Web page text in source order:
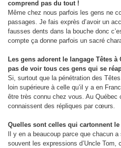
comprend pas du tout !
Même chez nous parfois les gens ne
passages. Je fais exprès d’avoir un
fausses dents dans la bouche donc
compte ça donne parfois un sacré
Les gens adorent le langage Têtes
pas de voir tous ces gens qui se
Si, surtout que la pénétration des
loin supérieure à celle qu’il y a en
être très connu chez vous. Au Québec
connaissent des répliques par cœurs.
Quelles sont celles qui cartonnent
Il y en a beaucoup parce que chacun
souvent les expressions d’Uncle Tom,